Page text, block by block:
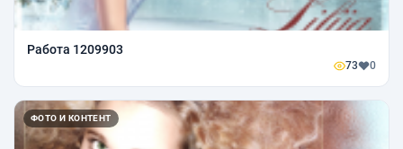
Работа 1209903
73 0
ФОТО И КОНТЕНТ